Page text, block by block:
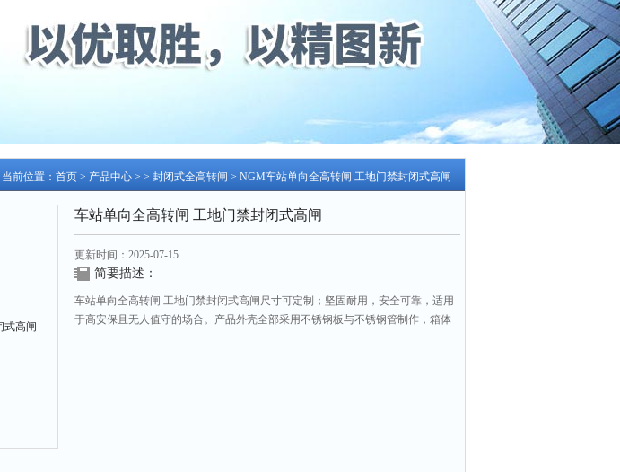
当前位置： 首页 > 产品中心 > > 封闭式全高转闸 > NGM车站单向全高转闸 工地门禁封闭式高闸
车站单向全高转闸 工地门禁封闭式高闸
更新时间：2025-07-15
简要描述：
车站单向全高转闸 工地门禁封闭式高闸尺寸可定制；坚固耐用，安全可靠，适用
于高安保且无人值守的场合。产品外壳全部采用不锈钢板与不锈钢管制作，箱体